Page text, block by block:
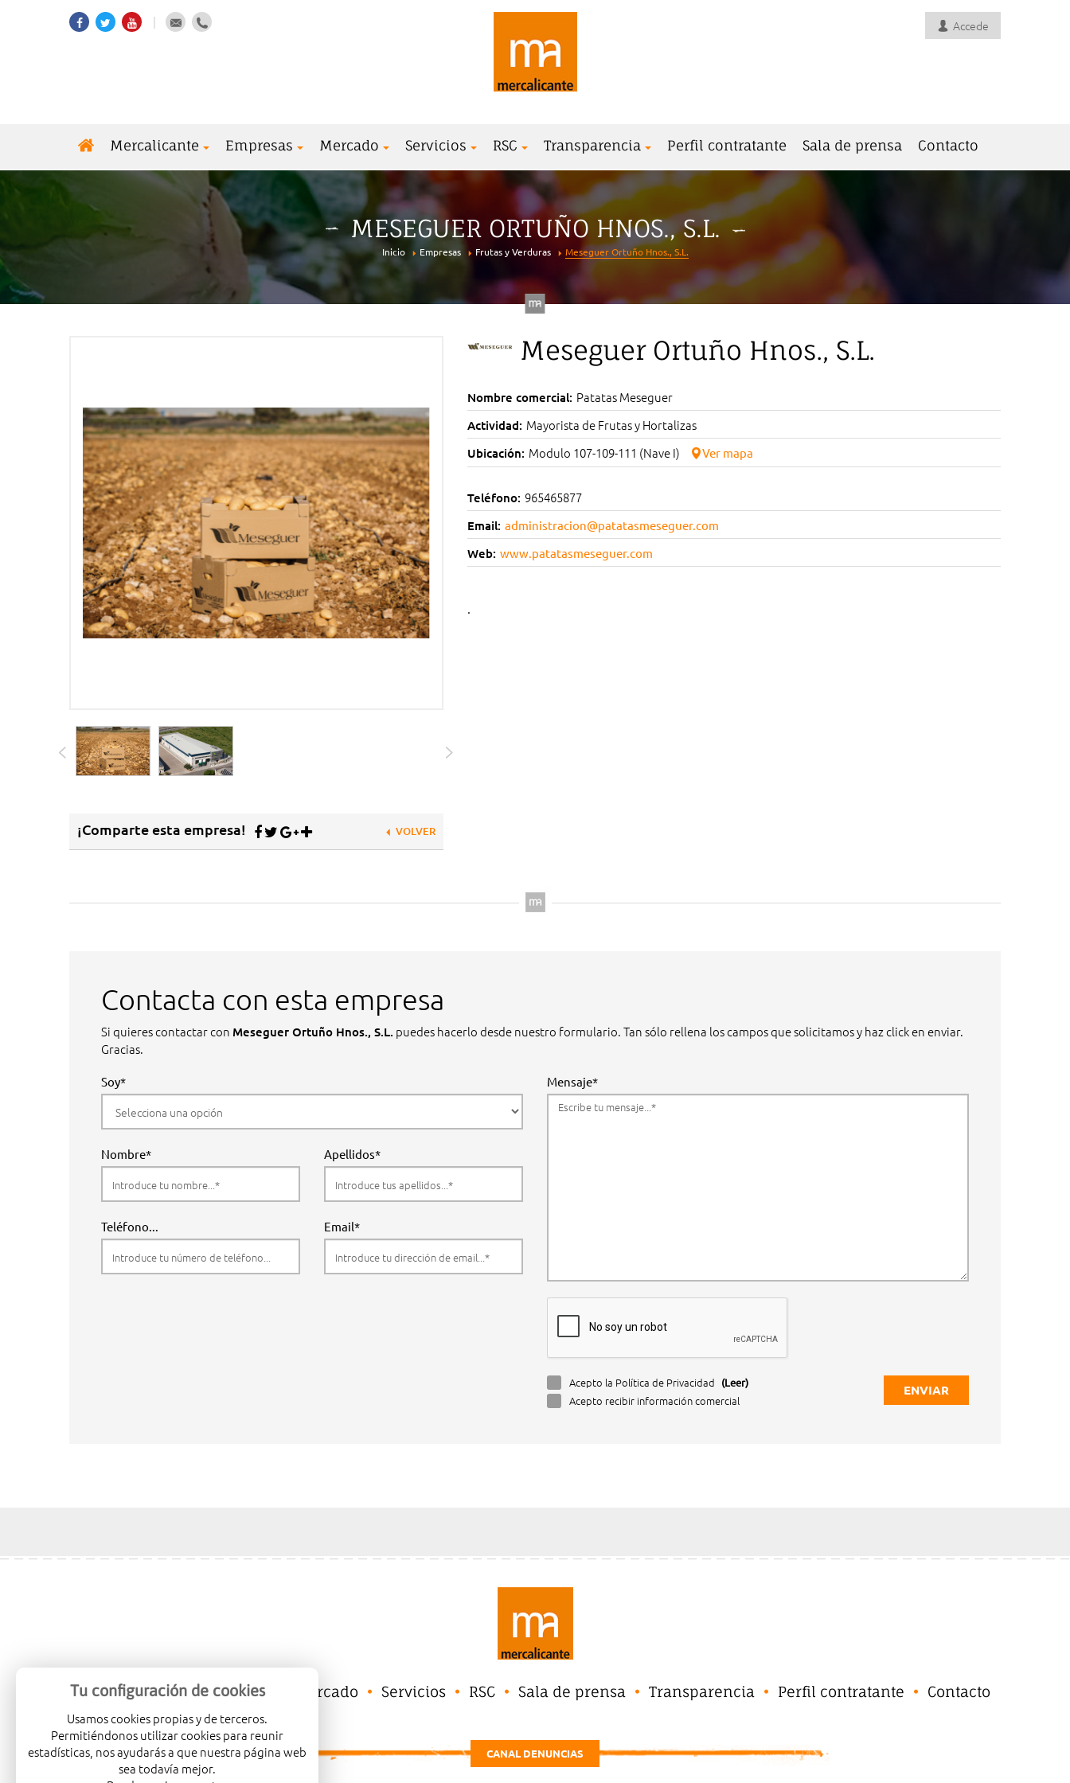
Accede
Mercalicante Empresas Mercado Servicios RSC Transparencia Perfil contratante Sala de prensa Contacto
MESEGUER ORTUÑO HNOS., S.L.
Inicio Empresas Frutas y Verduras Meseguer Ortuño Hnos., S.L.
¡Comparte esta empresa! VOLVER
Meseguer Ortuño Hnos., S.L.
Nombre comercial: Patatas Meseguer
Actividad: Mayorista de Frutas y Hortalizas
Ubicación: Modulo 107-109-111 (Nave I) Ver mapa
Teléfono: 965465877
Email: administracion@patatasmeseguer.com
Web: www.patatasmeseguer.com
.
Contacta con esta empresa
Si quieres contactar con Meseguer Ortuño Hnos., S.L. puedes hacerlo desde nuestro formulario. Tan sólo rellena los campos que solicitamos y haz click en enviar.
Gracias.
Soy*
Nombre* Apellidos*
Teléfono... Email*
Mensaje*
Acepto la Política de Privacidad (Leer)
Acepto recibir información comercial
ENVIAR
Mercalicante Empresas Mercado Servicios RSC Sala de prensa Transparencia Perfil contratante Contacto
CANAL DENUNCIAS
Tu configuración de cookies
Usamos cookies propias y de terceros.
Permitiéndonos utilizar cookies para reunir
estadísticas, nos ayudarás a que nuestra página web
sea todavía mejor.